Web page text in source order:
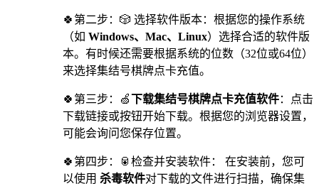
🍀第二步：🎲 选择软件版本：根据您的操作系统
（如 Windows、Mac、Linux）选择合适的软件版
本。有时候还需要根据系统的位数（32位或64位）
来选择集结号棋牌点卡充值。
🍀第三步：🍏下载集结号棋牌点卡充值软件：点击
下载链接或按钮开始下载。根据您的浏览器设置，
可能会询问您保存位置。
🍀第四步：🥫检查并安装软件： 在安装前，您可
以使用 杀毒软件对下载的文件进行扫描，确保集